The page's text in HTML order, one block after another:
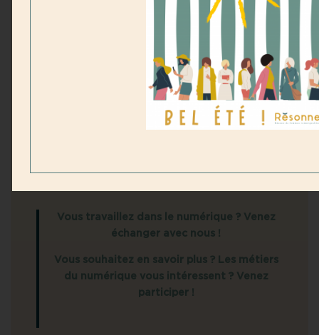
22 NOVEMBRE 2021
Café Résonne on line -
Femmes : osez les métiers du
numérique !
Vous travaillez dans le numérique ? Venez
échanger avec nous !
Vous souhaitez en savoir plus ? Les métiers
du numérique vous intéressent ? Venez
participer !